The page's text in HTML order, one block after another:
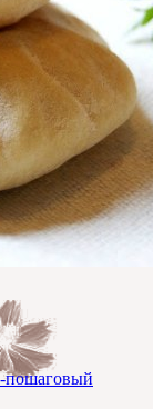
пошаговый